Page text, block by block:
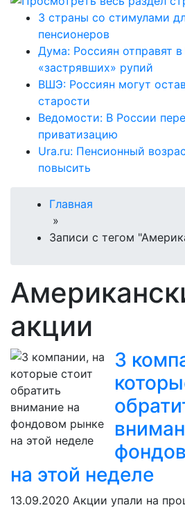
3 страны со стимулами
пенсионеров
Дума: Россиян отправят
«застрявших» рупий
ВШЭ: Россиян могут
старости
Ведомости: В России
приватизацию
Ura.ru: Пенсионный
повысить
Главная
»
Записи с тегом
акции
3
на этой неделе
13.09.2020 Акции упали на